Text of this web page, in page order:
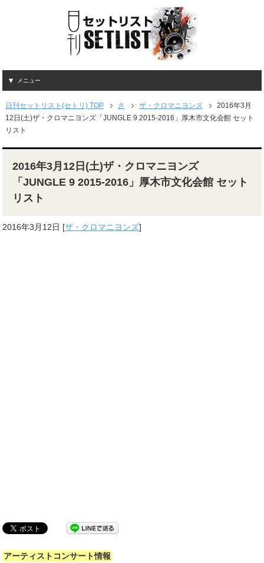
メニュー
日刊セットリスト(セトリ) TOP さ ザ・クロマニヨンズ
2016年3月
12日(土)ザ・クロマニヨンズ「JUNGLE 9 2015-2016」厚木市文化会館 セット
リスト
2016年3月12日(土)ザ・クロマニヨンズ
「JUNGLE 9 2015-2016」厚木市文化会館 セット
リスト
2016年3月12日 [ザ・クロマニヨンズ]
アーティストコンサート情報